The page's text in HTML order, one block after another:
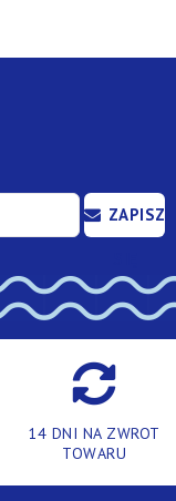
ZAPISZ
14 DNI NA ZWROT
TOWARU